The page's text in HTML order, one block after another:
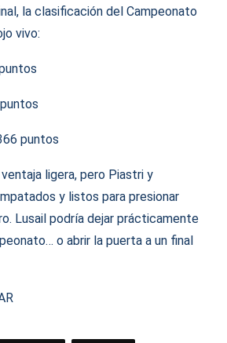
la clasificación del Campeonato
vivo:
puntos
ligera, pero Piastri y
y listos para presionar
Lusail podría dejar prácticamente
o abrir la puerta a un final